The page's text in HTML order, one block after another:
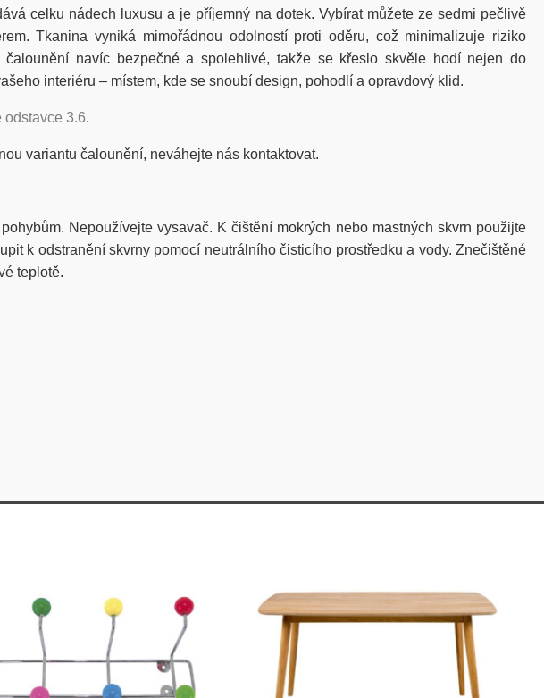
celku nádech luxusu a je příjemný na dotek. Vybírat můžete ze sedmi pečlivě
Tkanina vyniká mimořádnou odolností proti oděru, což minimalizuje riziko
navíc bezpečné a spolehlivé, takže se křeslo skvěle hodí nejen do
interiéru – místem, kde se snoubí design, pohodlí a opravdový klid.
3.6.
variantu čalounění, neváhejte nás kontaktovat.
Nepoužívejte vysavač. K čištění mokrých nebo mastných skvrn použijte
k odstranění skvrny pomocí neutrálního čisticího prostředku a vody. Znečištěné
teplotě.